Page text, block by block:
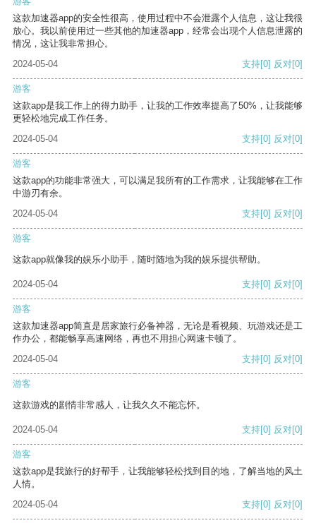
这款加速器app的安全性很高，使用过程中不会泄露个人信息，这让我很
放心。我以前使用过一些其他的加速器app，经常会出现个人信息泄露的
情况，这让我非常担心。
2024-05-04
支持[0] 反对[0]
游客
这款app是我工作上的得力助手，让我的工作效率提高了50%，让我能够
更轻松地完成工作任务。
2024-05-04
支持[0] 反对[0]
游客
这款app的功能非常强大，可以满足我所有的工作需求，让我能够在工作
中游刃有余。
2024-05-04
支持[0] 反对[0]
游客
这款app就像我的娱乐小助手，随时随地为我的娱乐提供帮助。
2024-05-04 支持[0] 反对[0]
游客
这款加速器app简直是居家旅行必备神器，无论是看视频、玩游戏还是工
作办公，都能畅享高速网络，再也不用担心网速卡顿了。
2024-05-04
支持[0] 反对[0]
游客
这款游戏的剧情非常感人，让我久久不能忘怀。
2024-05-04 支持[0] 反对[0]
游客
这款app是我旅行的好帮手，让我能够轻松找到目的地，了解当地的风土
人情。
2024-05-04
支持[0] 反对[0]